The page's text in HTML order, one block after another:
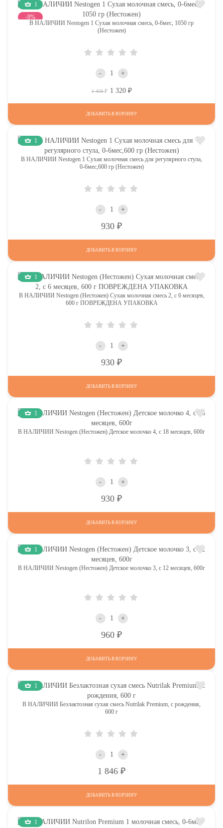
1
-9%
В НАЛИЧИИ Nestogen 1 Сухая молочная смесь, 0-6мес, 1050 гр
(Нестожен)
- +
1 450Р 1 320 Р
ДОБАВИТЬ В КОРЗИНУ
1
В НАЛИЧИИ Nestogen 1 Сухая молочная смесь для регулярного стула,
0-6мес,600 гр (Нестожен)
- +
930
ДОБАВИТЬ В КОРЗИНУ
1
В НАЛИЧИИ Nestogen (Нестожен) Сухая молочная смесь 2, c 6 месяцев,
600 г ПОВРЕЖДЕНА УПАКОВКА
- +
930
ДОБАВИТЬ В КОРЗИНУ
1
В НАЛИЧИИ Nestogen (Нестожен) Детское молочко 4, c 18 месяцев, 600г
- +
930
ДОБАВИТЬ В КОРЗИНУ
1
В НАЛИЧИИ Nestogen (Нестожен) Детское молочко 3, c 12 месяцев, 600г
- +
960
ДОБАВИТЬ В КОРЗИНУ
1
В НАЛИЧИИ Безлактозная сухая смесь Nutrilak Premium, с рождения,
600 г
- +
1 846
ДОБАВИТЬ В КОРЗИНУ
1